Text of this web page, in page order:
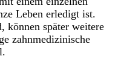
Leben erledigt ist.
können später weitere
zahnmedizinische